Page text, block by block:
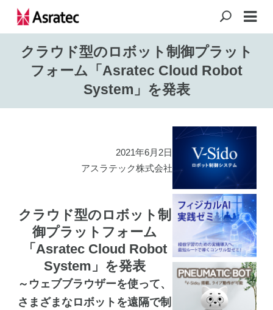
クラウド型のロボット制御プラット
フォーム「Asratec Cloud Robot
System」を発表
2021年6月2日
アスラテック株式会社
クラウド型のロボット制
御プラットフォーム
「Asratec Cloud Robot
System」を発表
～ウェブブラウザーを使って、
さまざまなロボットを遠隔で制